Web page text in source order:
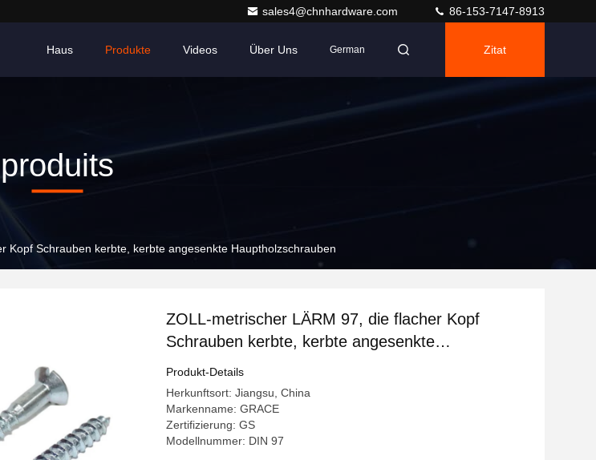
sales4@chnhardware.com 86-153-7147-8913
Haus Produkte Videos Über Uns German Zitat
produits
Kopf Schrauben kerbte, kerbte angesenkte Hauptholzschrauben
ZOLL-metrischer LÄRM 97, die flacher Kopf
Schrauben kerbte, kerbte angesenkte
Hauptholzschrauben
Produkt-Details
Herkunftsort: Jiangsu, China
Markenname: GRACE
Zertifizierung: GS
Modellnummer: DIN 97